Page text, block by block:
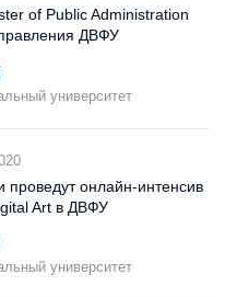
of Public Administration
ДВФУ
университет
проведут онлайн-интенсив
Art в ДВФУ
университет